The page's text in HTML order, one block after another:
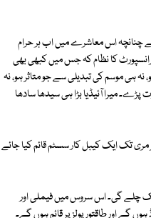
چنانچہ اس معاشرے میں اب ہر حرام
کا نظام کہ جس میں کبھی بھی
ہی موسم کی تبدیلی سے جو متاثر ہو، نہ
میرا آئیڈیا بڑا ہی سیدھا سادھا
مری تک ایک کیبل کار سسٹم قائم کیا جائے
تک چلے گی۔ اس سروس میں فیملی اور
اور طاقتور پولز پر قائم ہوں گے۔